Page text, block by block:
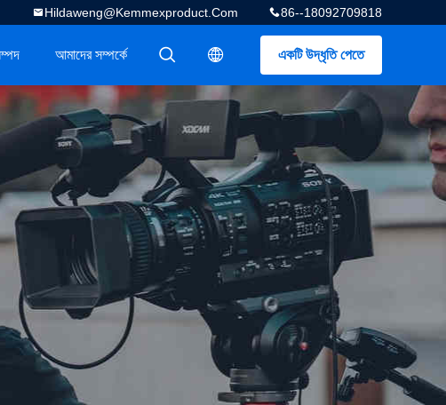
86--18092709818
Hildaweng@kemmexproduct.com
একটি উদ্ধৃতি পেতে
描述
描述
আমাদের সম্পর্কে